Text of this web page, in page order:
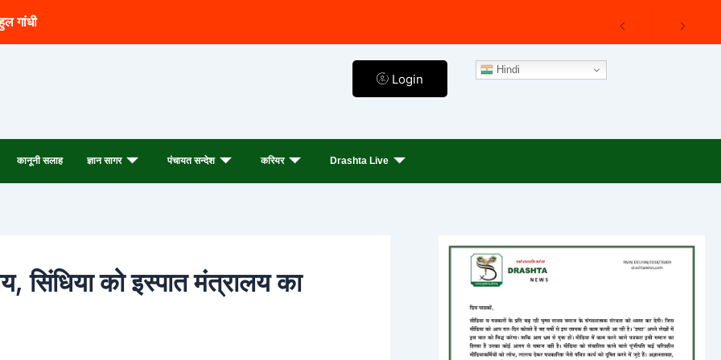
गांधी
Login
Hindi
कानूनी सलाह ज्ञान सागर पंचायत सन्देश करियर Drashta Live
सिंधिया को इस्पात मंत्रालय का